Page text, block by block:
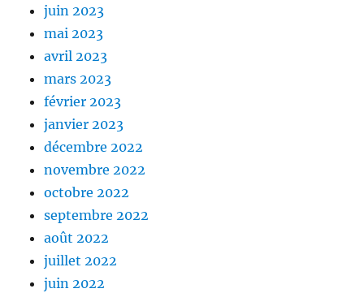
juin 2023
mai 2023
avril 2023
mars 2023
février 2023
janvier 2023
décembre 2022
novembre 2022
octobre 2022
septembre 2022
août 2022
juillet 2022
juin 2022